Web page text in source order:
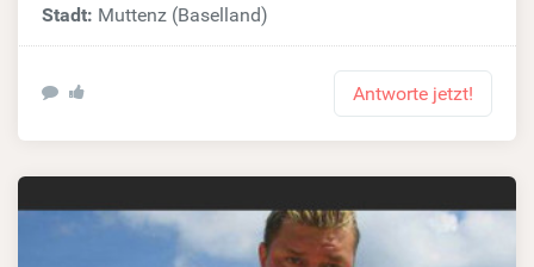
Stadt: Muttenz (Baselland)
Antworte jetzt!